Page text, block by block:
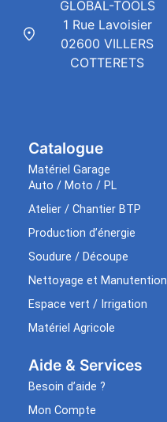
Catalogue
Matériel Garage
Auto / Moto / PL
Atelier / Chantier BTP
Production d’énergie
Soudure / Découpe
Nettoyage et Manutention
Espace vert / Irrigation
Matériel Agricole
Aide & Services​
Besoin d’aide ?
Mon Compte
GLOBAL-TOOLS
1 Rue Lavoisier
02600 VILLERS
COTTERETS